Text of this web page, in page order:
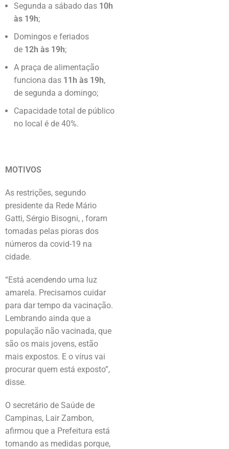
Segunda a sábado das 10h
às 19h;
Domingos e feriados
de 12h às 19h;
A praça de alimentação
funciona das 11h às 19h,
de segunda a domingo;
Capacidade total de público
no local é de 40%.
MOTIVOS
As restrições, segundo
presidente da Rede Mário
Gatti, Sérgio Bisogni, , foram
tomadas pelas pioras dos
números da covid-19 na
cidade.
“Está acendendo uma luz
amarela. Precisamos cuidar
para dar tempo da vacinação.
Lembrando ainda que a
população não vacinada, que
são os mais jovens, estão
mais expostos. E o vírus vai
procurar quem está exposto”,
disse.
O secretário de Saúde de
Campinas, Lair Zambon,
afirmou que a Prefeitura está
tomando as medidas porque,